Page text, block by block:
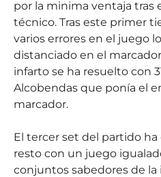
por la minima ventaja tras
técnico. Tras este primer
varios errores en el juego
distanciado en el
infarto se ha resuelto con
Alcobendas que ponía el
marcador.
El tercer set del partido
resto con un juego
conjuntos sabedores de la